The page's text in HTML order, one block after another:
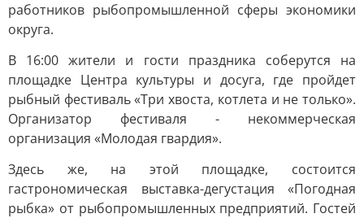
работников рыбопромышленной сферы экономики
округа.
В 16:00 жители и гости праздника соберутся на
площадке Центра культуры и досуга, где пройдет
рыбный фестиваль «Три хвоста, котлета и не только».
Организатор фестиваля - некоммерческая
организация «Молодая гвардия».
Здесь же, на этой площадке, состоится
гастрономическая выставка-дегустация «Погодная
рыбка» от рыбопромышленных предприятий. Гостей